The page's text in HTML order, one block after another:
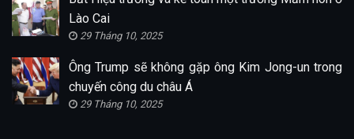
Lào Cai
29 Tháng 10, 2025
Ông Trump sẽ không gặp ông Kim Jong-un trong
chuyến công du châu Á
29 Tháng 10, 2025